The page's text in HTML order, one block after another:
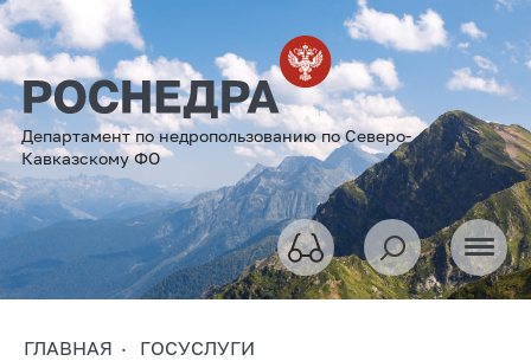
Департамент по недропользованию по Северо-
Кавказскому ФО
ГЛАВНАЯ ГОСУСЛУГИ